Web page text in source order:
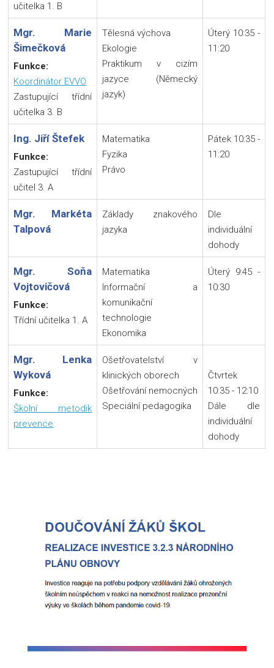
učitelka 1. B
Mgr. Marie
Šimečková
Funkce:
Koordinátor EVVO
Zastupující třídní
učitelka 3. B
Tělesná výchova
Ekologie
Praktikum v cizím
jazyce (Německý
jazyk)
Úterý 10:35 -
11:20
Ing. Jiří Štefek
Funkce:
Zastupující třídní
učitel 3. A
Matematika
Fyzika
Právo
Pátek 10:35 -
11:20
Mgr. Markéta
Talpová
Základy znakového
jazyka
Dle
individuální
dohody
Mgr. Soňa
Vojtovičová
Funkce:
Třídní učitelka 1. A
Matematika
Informační a
komunikační
technologie
Ekonomika
Úterý 9:45 -
10:30
Mgr. Lenka
Wyková
Funkce:
Školní metodik
prevence
Ošetřovatelství v
klinických oborech
Ošetřování nemocných
Speciální pedagogika
Čtvrtek
10:35 - 12:10
Dále dle
individuální
dohody